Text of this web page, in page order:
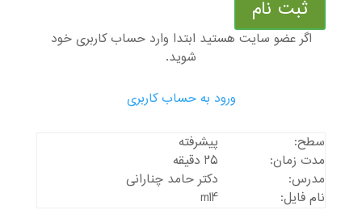
ثبت نام
اگر عضو سایت هستید ابتدا وارد حساب کاربری خود
شوید.
ورود به حساب کاربری
سطح:
پیشرفته
مدت زمان:
25 دقیقه
مدرس:
دکتر حامد چنارانی
نام فایل:
m14